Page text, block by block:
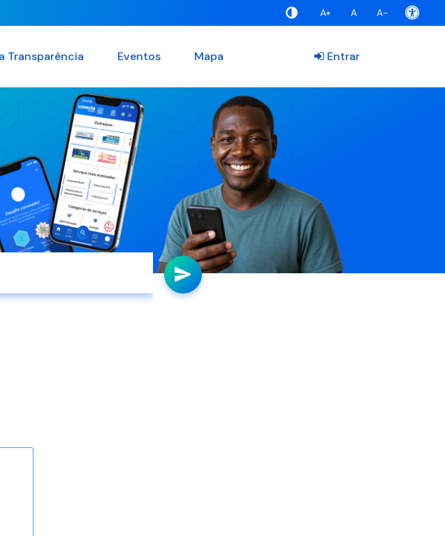
A+ A A-
Transparência Eventos Mapa Entrar